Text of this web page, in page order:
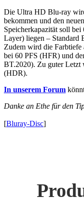
Die Ultra HD Blu-ray
bekommen und den
Speicherkapazität soll
Layer) liegen – Standard
Zudem wird die
bei 60 PFS (HFR) und
BT.2020). Zu guter Letzt
(HDR).
In unserem Forum
Danke an Ethe für den
[Bluray-Disc]